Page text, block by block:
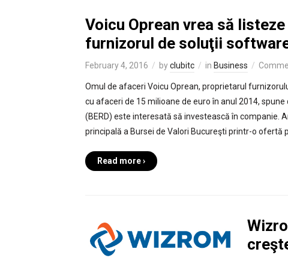
Voicu Oprean vrea să
furnizorul de soluţii
February 4, 2016 byclubitc in Business
Omul de afaceri Voicu Oprean, proprietarul
cu afaceri de 15 milioane de euro în anul 2014,
(BERD) este interesată să investească în companie.
principală a Bursei de Valori Bucureşti printr-o ofertă
Read more ›